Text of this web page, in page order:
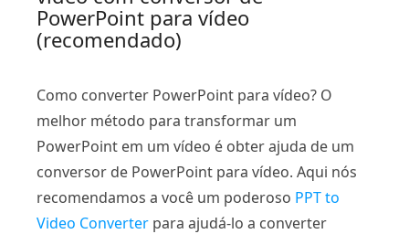
PowerPoint para vídeo
(recomendado)
Como converter PowerPoint para vídeo? O
melhor método para transformar um
PowerPoint em um vídeo é obter ajuda de um
conversor de PowerPoint para vídeo. Aqui nós
recomendamos a você um poderoso PPT to
Video Converter para ajudá-lo a converter